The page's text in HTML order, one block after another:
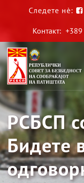
Следете нè:
Контакт:
РСБСП
Бидете